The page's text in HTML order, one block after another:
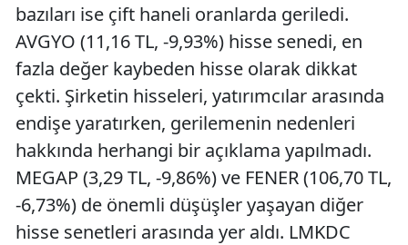
bazıları ise çift haneli oranlarda geriledi.
AVGYO (11,16 TL, -9,93%) hisse senedi, en
fazla değer kaybeden hisse olarak dikkat
çekti. Şirketin hisseleri, yatırımcılar arasında
endişe yaratırken, gerilemenin nedenleri
hakkında herhangi bir açıklama yapılmadı.
MEGAP (3,29 TL, -9,86%) ve FENER (106,70 TL,
-6,73%) de önemli düşüşler yaşayan diğer
hisse senetleri arasında yer aldı. LMKDC